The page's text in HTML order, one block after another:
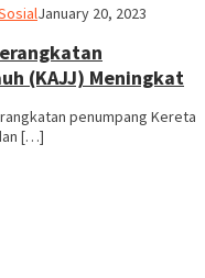
admin
January 20, 2023
(KAJJ) Meningkat
penumpang Kereta
[…]